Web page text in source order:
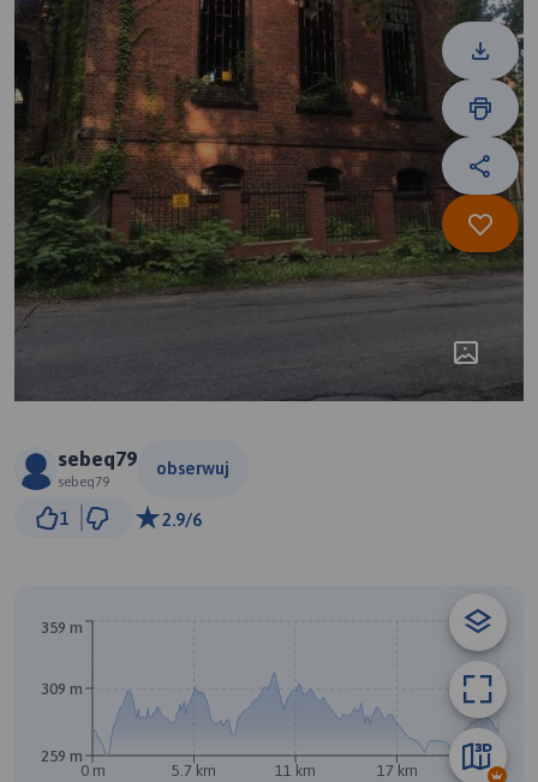
sebeq79
sebeq79
obserwuj
1 2.9/6
0 m 5.7 km 11 km 17 km 23 km
259 m
309 m
359 m